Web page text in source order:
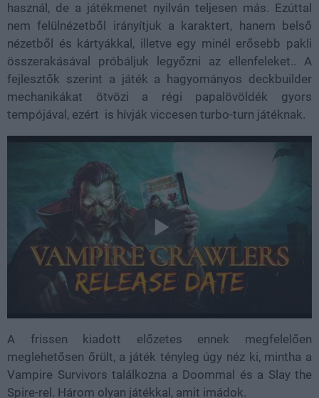
használ, de a játékmenet nyilván teljesen más. Ezúttal
nem felülnézetből irányítjuk a karaktert, hanem belső
nézetből és kártyákkal, illetve egy minél erősebb pakli
összerakásával próbáljuk legyőzni az ellenfeleket.. A
fejlesztők szerint a játék a hagyományos deckbuilder
mechanikákat ötvözi a régi papalövöldék gyors
tempójával, ezért is hívják viccesen turbo-turn játéknak.
A frissen kiadott előzetes ennek megfelelően
meglehetősen őrült, a játék tényleg úgy néz ki, mintha a
Vampire Survivors találkozna a Doommal és a Slay the
Spire-rel. Három olyan játékkal, amit imádok.